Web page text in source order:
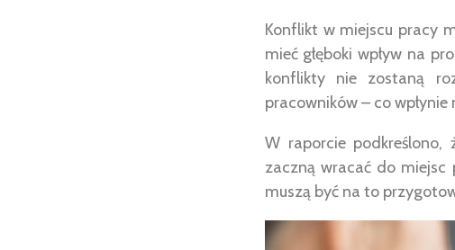
Konflikt w miejscu pracy
mieć głęboki wpływ na
konflikty nie zostaną
pracowników – co
W raporcie
zaczną wracać do
muszą być na to